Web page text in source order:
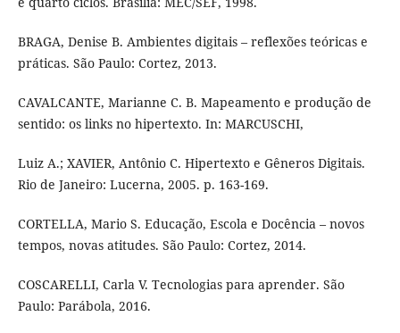
BRAGA, Denise B. Ambientes digitais – reflexões teóricas e
práticas. São Paulo: Cortez, 2013.
CAVALCANTE, Marianne C. B. Mapeamento e produção de
sentido: os links no hipertexto. In: MARCUSCHI,
Luiz A.; XAVIER, Antônio C. Hipertexto e Gêneros Digitais.
Rio de Janeiro: Lucerna, 2005. p. 163-169.
CORTELLA, Mario S. Educação, Escola e Docência – novos
tempos, novas atitudes. São Paulo: Cortez, 2014.
COSCARELLI, Carla V. Tecnologias para aprender. São
Paulo: Parábola, 2016.